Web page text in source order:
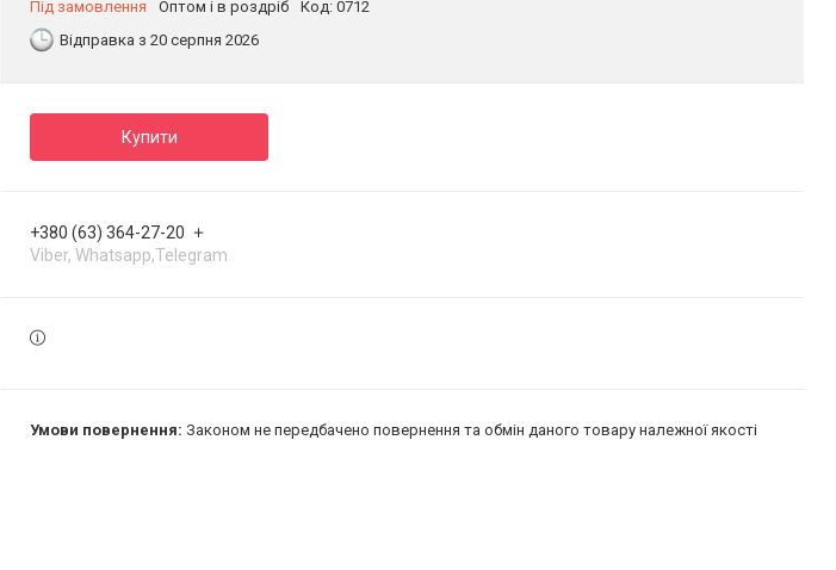
Під замовлення Оптом і в роздріб Код: 0712
Відправка з 20 серпня 2026
Купити
+380 (63) 364-27-20
Viber, Whatsapp,Telegram
Законом не передбачено повернення та обмін даного товару належної якості